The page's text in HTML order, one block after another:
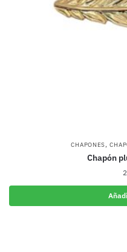
CHAPONES,
Chapón